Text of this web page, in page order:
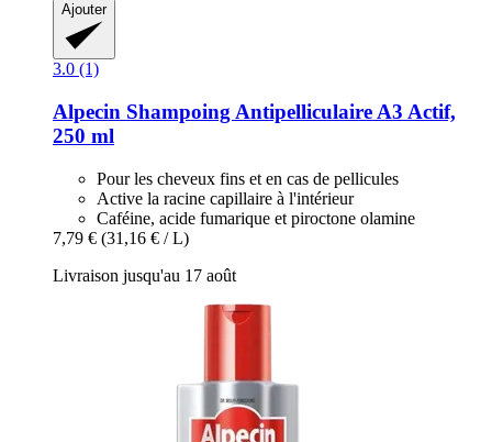
Ajouter
3.0 (1)
Alpecin Shampoing Antipelliculaire A3 Actif,
250 ml
Pour les cheveux fins et en cas de pellicules
Active la racine capillaire à l'intérieur
Caféine, acide fumarique et piroctone olamine
7,79 € (31,16 € / L)
Livraison jusqu'au 17 août